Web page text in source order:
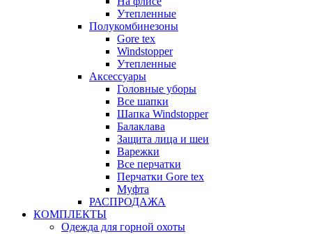
Утепленные
Полукомбинезоны
Gore tex
Windstopper
Утепленные
Аксессуары
Головные уборы
Все шапки
Шапка Windstopper
Балаклава
Защита лица и шеи
Варежки
Все перчатки
Перчатки Gore tex
Муфта
РАСПРОДАЖА
КОМПЛЕКТЫ
Одежда для горной охоты